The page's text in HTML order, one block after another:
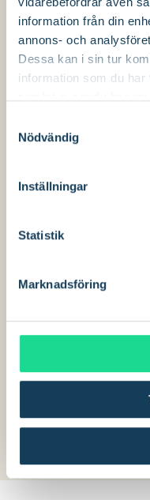
information från din
annons- och
Dessa kan i sin tur
information som du
Nödvändig
Inställningar
Statistik
Marknadsföring
Satellit + mobildata
Guidad
Valfria tjänster:
- Smart WAN-val